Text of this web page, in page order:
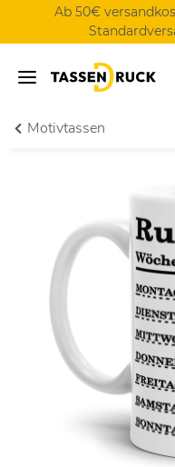
Ab 50€
Motivtassen